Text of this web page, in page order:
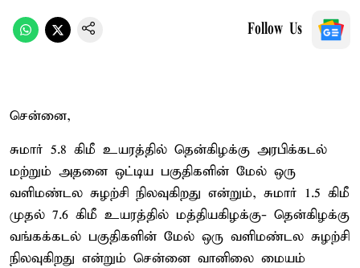
Follow Us
சென்னை,
சுமார் 5.8 கிமீ உயரத்தில் தென்கிழக்கு அரபிக்கடல்
மற்றும் அதனை ஒட்டிய பகுதிகளின் மேல் ஒரு
வளிமண்டல சுழற்சி நிலவுகிறது என்றும், சுமார் 1.5 கிமீ
முதல் 7.6 கிமீ உயரத்தில் மத்தியகிழக்கு- தென்கிழக்கு
வங்கக்கடல் பகுதிகளின் மேல் ஒரு வளிமண்டல சுழற்சி
நிலவுகிறது என்றும் சென்னை வானிலை மையம்